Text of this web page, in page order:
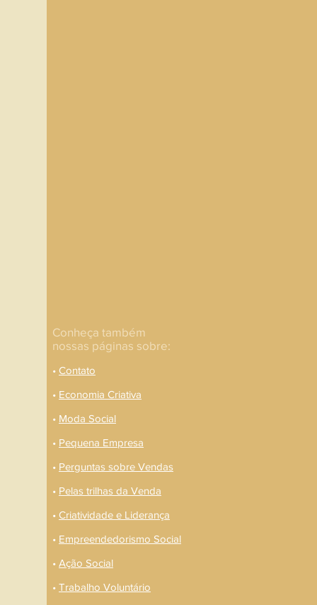
Conheça também
nossas páginas sobre:
• Contato
• Economia Criativa
• Moda Social
• Pequena Empresa
• Perguntas sobre Vendas
• Pelas trilhas da Venda
• Criatividade e Liderança
• Empreendedorismo Social
• Ação Social
• Trabalho Voluntário